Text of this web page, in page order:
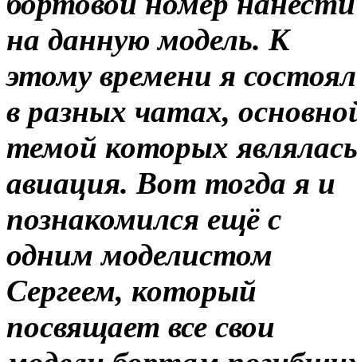
на данную модель. К
этому времени я состоял
в разных чатах,
темой которых являлась
авиация. Вот тогда я и
познакомился ещё с
одним моделистом
Сергеем, который
посвящает все свои